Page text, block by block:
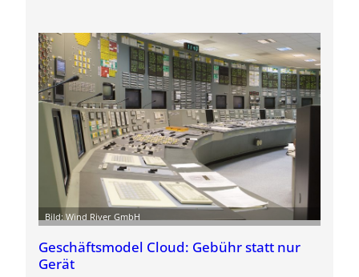
Bild: Wind River GmbH
Geschäftsmodel Cloud: Gebühr statt nur
Gerät